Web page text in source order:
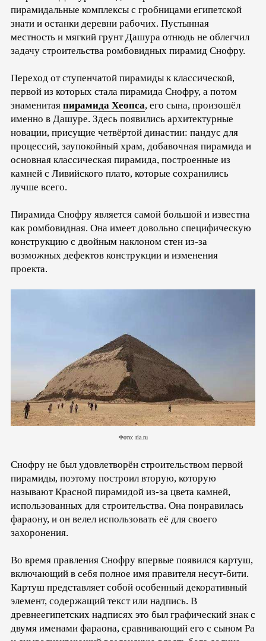
пирамидальные комплексы с гробницами египетской
знати и останки деревни рабочих. Пустынная
местность и мягкий грунт Дашура отнюдь не облегчил
задачу строительства ромбовидных пирамид Снофру.
Переход от ступенчатой пирамиды к классической,
первой из которых стала пирамида Снофру, а потом
знаменитая пирамида Хеопса, его сына, произошёл
именно в Дашуре. Здесь появились архитектурные
новации, присущие четвёртой династии: пандус для
процессий, заупокойный храм, добавочная пирамида и
основная классическая пирамида, построенные из
камней с Ливийского плато, которые сохранились
лучше всего.
Пирамида Снофру является самой большой и известна
как ромбовидная. Она имеет довольно специфическую
конструкцию с двойным наклоном стен из-за
возможных дефектов конструкции и изменения
проекта.
Фото: ria.ru
Снофру не был удовлетворён строительством первой
пирамиды, поэтому построил вторую, которую
называют Красной пирамидой из-за цвета камней,
использованных для строительства. Она понравилась
фараону, и он велел использовать её для своего
захоронения.
Во время правления Снофру впервые появился картуш,
включающий в себя полное имя правителя несут-бити.
Картуш представляет собой особенный декоративный
элемент, содержащий текст или надпись. В
древнеегипетских надписях это был графический знак с
двумя именами фараона, сравнивающий его с сыном Ра